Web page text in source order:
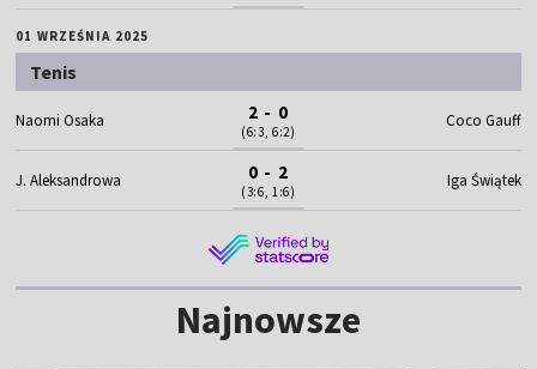
01 WRZEŚNIA 2025
Tenis
Naomi Osaka 2 - 0
(6:3, 6:2)
Coco Gauff
J. Aleksandrowa 0 - 2
(3:6, 1:6)
Iga Świątek
Najnowsze